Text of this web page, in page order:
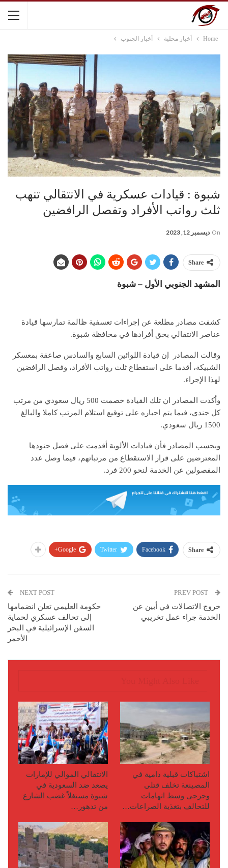
Home أخبار محلية أخبار الجنوب
شبوة : قيادات عسكرية في الانتقالي تنهب
ثلث رواتب الأفراد وتفصل الرافضين
On ديسمبر 12, 2023
Share
المشهد الجنوبي الأول – شبوة
كشفت مصادر مطلعة عن إجراءات تعسفية ظالمة تمارسها قيادة
عناصر الانتقالي بحق أفرادها في محافظة شبوة.
وقالت المصادر إن قيادة اللوائين السابع والسادس صاعقة بمعسكر
الشبيكة، أقدما على استقطاع ثلث رواتب الأفراد، وفصل الرافضين
لهذا الإجراء.
وأكدت المصادر ان تلك القيادة خصمت 500 ريال سعودي من مرتب
كل جندي، فيما يتم اجباره على توقيع استلام المرتب كاملا والبالغ
1500 ريال سعودي.
وبحسب المصادر فأن قيادات الألوية أقدمت على فصل جنودها
المعترضين على قرار الاستقطاع من مرتباتهم، فيما وصل عدد
المفصولين عن الخدمة لنحو 200 فرد.
Share
Facebook
Twitter
Google+
خروج الاتصالات في أبين عن
الخدمة جراء عمل تخريبي
NEXT POST
حكومة العليمي تعلن انضمامها
إلى تحالف عسكري لحماية
السفن الإسرائيلية في البحر
الأحمر
اشتباكات قبلية دامية في
المصينعة تخلف قتلى
وجرحى وسط اتهامات
للتحالف بتغذية الصراعات…
الانتقالي الموالي للإمارات
يصعد ضد السعودية في
شبوة مستغلاً غضب الشارع
من تدهور…